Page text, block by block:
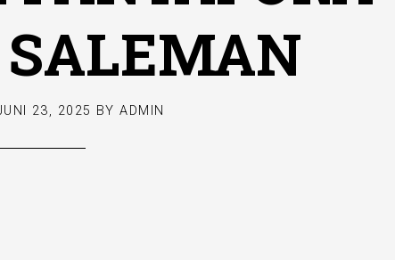
23, 2025 BYADMIN